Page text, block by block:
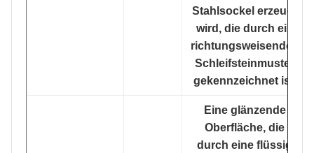
Stahlsockel erzeugt
wird, die durch ein
richtungsweisendes
Schleifsteinmuster
gekennzeichnet ist.
Eine glänzende
Oberfläche, die
durch eine flüssig